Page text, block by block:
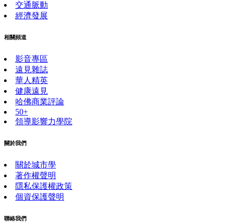
交通脈動
經濟發展
相關頻道
影音專區
遠見雜誌
華人精英
健康遠見
哈佛商業評論
50+
領導影響力學院
關於我們
關於城市學
著作權聲明
隱私保護權政策
個資保護聲明
聯絡我們